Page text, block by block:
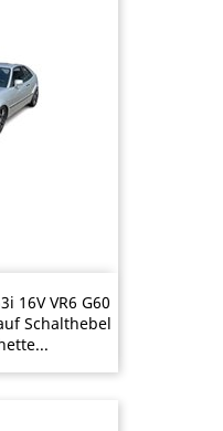
16V VR6 G60
Schalthebel